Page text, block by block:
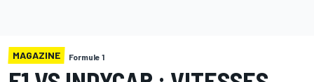
MAGAZINE Formule 1